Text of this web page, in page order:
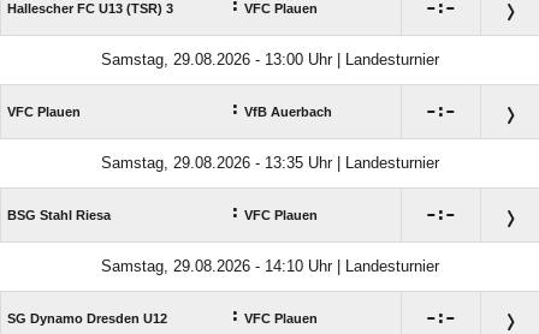
Hallescher FC U13 (TSR) 3 : VFC Plauen :
Samstag, 29.08.2026 - 13:00 Uhr | Landesturnier
VFC Plauen : VfB Auerbach :
Samstag, 29.08.2026 - 13:35 Uhr | Landesturnier
BSG Stahl Riesa : VFC Plauen :
Samstag, 29.08.2026 - 14:10 Uhr | Landesturnier
SG Dynamo Dresden U12 : VFC Plauen :